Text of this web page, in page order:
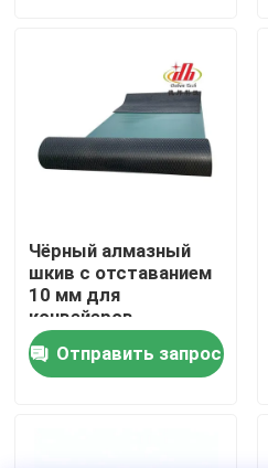
Наша фабрика
контроль качества
контактные данные
Новости
Чёрный алмазный
шкив с отставанием
10 мм для
конвейеров
Отправить запрос